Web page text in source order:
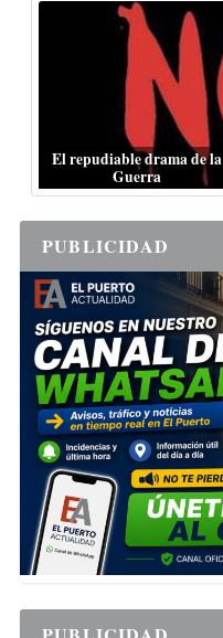
El repudiable drama de la
Guerra
PUBLICIDAD